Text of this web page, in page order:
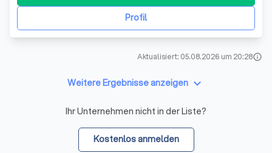
Profil
Aktualisiert: 05.08.2026 um 20:28info
Weitere Ergebnisse anzeigen keyboard_arrow_down
Ihr Unternehmen nicht in der Liste?
Kostenlos anmelden